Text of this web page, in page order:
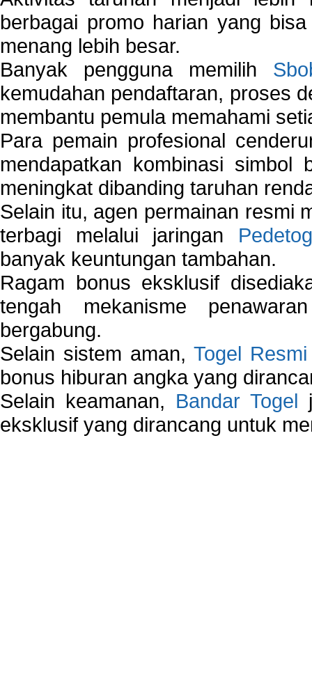
berbagai promo harian yang
menang lebih besar.
Banyak pengguna memilih
kemudahan pendaftaran, proses
membantu pemula memahami
Para pemain profesional
mendapatkan kombinasi
meningkat dibanding taruhan
Selain itu, agen permainan resmi
terbagi melalui jaringan
banyak keuntungan tambahan.
Ragam bonus eksklusif
tengah mekanisme
bergabung.
Selain sistem aman, Togel Resmi
bonus hiburan angka yang
Selain keamanan, Bandar Togel
eksklusif yang dirancang untuk